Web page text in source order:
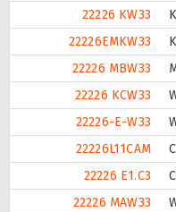
22226 KW33
22226EMKW33
22226 MBW33
22226 KCW33
22226-E-W33
22226L11CAM
22226 E1.C3
22226 MAW33